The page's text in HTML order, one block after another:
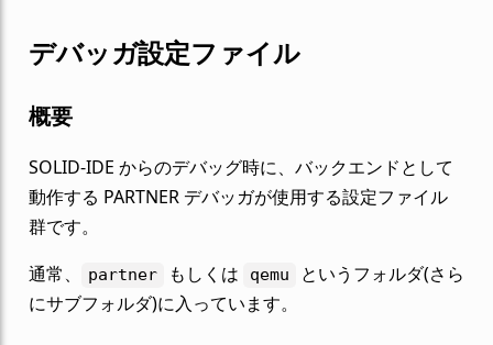
デバッガ設定ファイル
概要
SOLID-IDE からのデバッグ時に、バックエンドとして
動作する PARTNER デバッガが使用する設定ファイル
群です。
通常、
partner もしくは qemu
というフォルダ(さら
にサブフォルダ)に入っています。